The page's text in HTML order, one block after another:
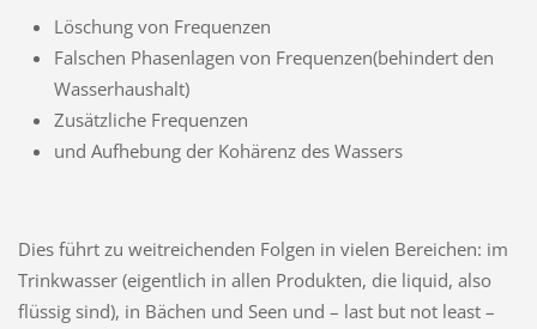
Löschung von Frequenzen
Falschen Phasenlagen von Frequenzen(behindert den
Wasserhaushalt)
Zusätzliche Frequenzen
und Aufhebung der Kohärenz des Wassers
Dies führt zu weitreichenden Folgen in vielen Bereichen: im
Trinkwasser (eigentlich in allen Produkten, die liquid, also
flüssig sind), in Bächen und Seen und – last but not least –